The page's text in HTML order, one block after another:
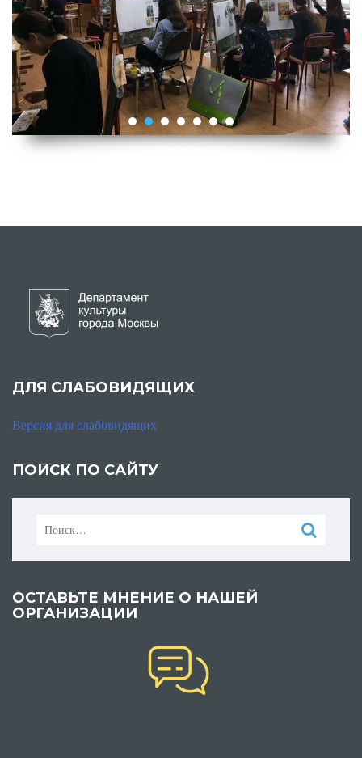
ДЛЯ СЛАБОВИДЯЩИХ
Версия для слабовидящих
ПОИСК ПО САЙТУ
Найти:
ОСТАВЬТЕ МНЕНИЕ О НАШЕЙ
ОРГАНИЗАЦИИ